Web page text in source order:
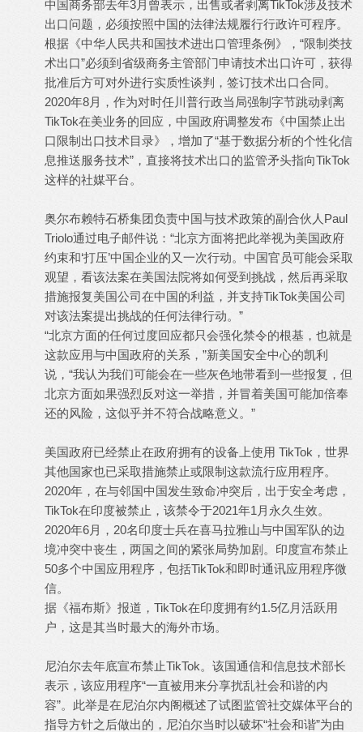
中国商务部去年3月曾表示，出售或者剥离TikTok涉及技术
出口问题，必须按照中国的法律法规履行行政许可程序。
根据《中华人民共和国技术进出口管理条例》，“限制类技
术出口”必须到省级商务主管部门申请技术出口许可，获得
批准后方可对外进行实质性谈判，签订技术出口合同。
2020年8月，作为对时任川普行政当局强制字节跳动剥离
TikTok在美业务的回应，中国政府调整发布《中国禁止出
口限制出口技术目录》，增加了“基于数据分析的个性化信
息推送服务技术”，直接将技术出口的监管矛头指向TikTok
这样的社媒平台。
奥尔布赖特石桥集团负责中国与技术政策的副合伙人Paul
Triolo通过电子邮件说：“北京方面将把此举视为美国政府
约束和‘打压’中国企业的又一次行动。中国官员可能会采取
观望，看该法案在美国法院将如何受到挑战，然后再采取
措施报复美国公司在中国的利益，并支持TikTok美国公司
对该法案提出挑战的任何法律行动。”
“北京方面的任何过度回应都只会强化禁令的根基，也就是
这款应用与中国政府的关系，”新美国安全中心的凯利
说，“我认为我们可能会在一些灰色地带看到一些报复，但
北京方面如果强烈反对这一举措，并冒着美国可能加倍奉
还的风险，这似乎并不符合战略意义。”
美国政府已经禁止在政府拥有的设备上使用 TikTok，世界
其他国家也已采取措施禁止或限制这款流行应用程序。
2020年，在与邻国中国发生致命冲突后，出于安全考虑，
TikTok在印度被禁止，该禁令于2021年1月永久生效。
2020年6月，20名印度士兵在喜马拉雅山与中国军队的边
境冲突中丧生，两国之间的紧张局势加剧。印度宣布禁止
50多个中国应用程序，包括TikTok和即时通讯应用程序微
信。
据《福布斯》报道，TikTok在印度拥有约1.5亿月活跃用
户，这是其当时最大的海外市场。
尼泊尔去年底宣布禁止TikTok。该国通信和信息技术部长
表示，该应用程序“一直被用来分享扰乱社会和谐的内
容”。此举是在尼泊尔内阁概述了试图监管社交媒体平台的
指导方针之后做出的，尼泊尔当时以破坏“社会和谐”为由